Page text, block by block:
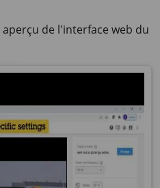
de l'interface web du